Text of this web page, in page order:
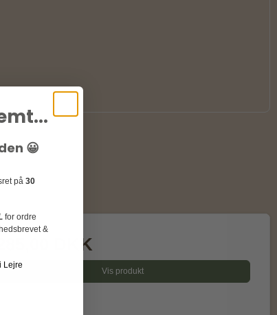
285,00 DKK
Vis produkt
😀
på 30
for ordre
&
Lejre